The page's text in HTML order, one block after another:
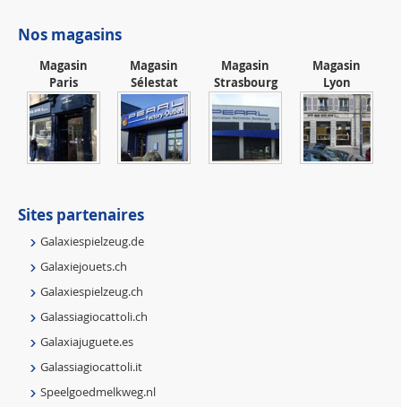
Nos magasins
Magasin
Paris
Magasin
Sélestat
Magasin
Strasbourg
Magasin
Lyon
Sites partenaires
Galaxiespielzeug.de
Galaxiejouets.ch
Galaxiespielzeug.ch
Galassiagiocattoli.ch
Galaxiajuguete.es
Galassiagiocattoli.it
Speelgoedmelkweg.nl